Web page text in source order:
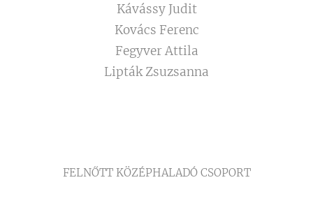
Kávássy Judit
Kovács Ferenc
Fegyver Attila
Lipták Zsuzsanna
FELNŐTT KÖZÉPHALADÓ CSOPORT